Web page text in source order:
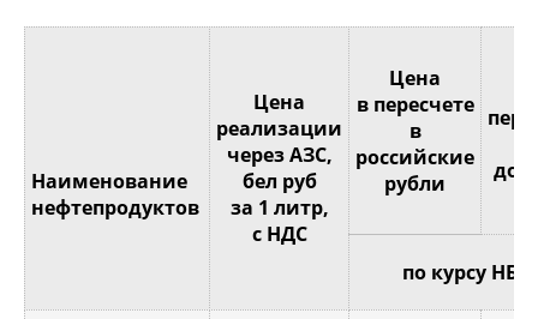
Наименование
нефтепродуктов
Цена
реализации
через АЗС,
бел руб
за 1 литр,
с НДС
Цена
в пересчете
в
российские
рубли
по курсу